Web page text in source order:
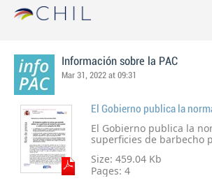
Información sobre la PAC
Mar 31, 2022 at 09:31
El Gobierno publica la
superficies de barbecho
Size: 459.04 Kb
Pages: 4